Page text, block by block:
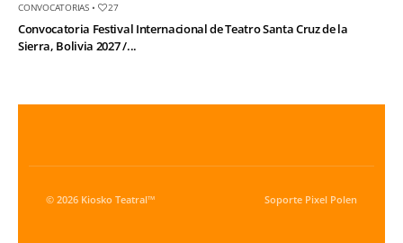
CONVOCATORIAS• 27
Convocatoria Festival Internacional de Teatro Santa Cruz de la
Sierra, Bolivia 2027 /...
© 2026 Kiosko Teatral™ Soporte Pixel Polen